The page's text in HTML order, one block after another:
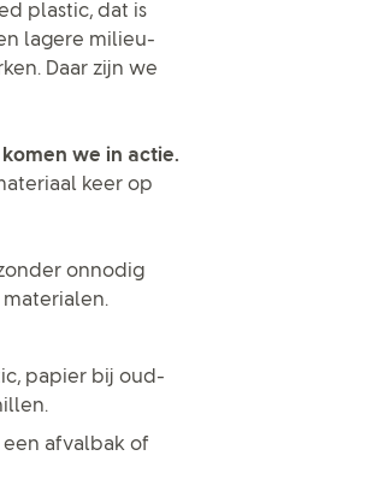
plastic, dat is
lagere milieu-
Daar zijn we
komen we in actie.
keer op
onnodig
papier bij oud-
afvalbak of